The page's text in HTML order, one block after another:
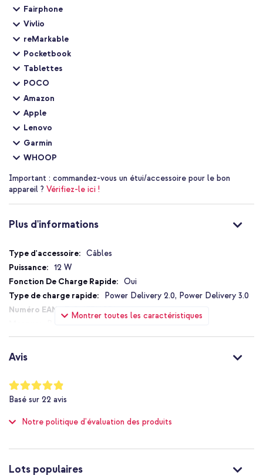
Fairphone
Vivlio
reMarkable
Pocketbook
Tablettes
POCO
Amazon
Apple
Lenovo
Garmin
WHOOP
Important : commandez-vous un étui/accessoire pour le bon
appareil ? Vérifiez-le ici !
Plus d'informations
Montrer toutes les caractéristiques
Plus
d'informations
Câbles
12 W
Oui
Power Delivery 2.0, Power Delivery 3.0
745883788552
CAB002bt0MWH
fil, Casque In-ear, Ordinateur portable, Smartphone, Tablette
Non
USB-A
Avis
Notation:
97
%
of
Basé sur 22 avis
Notre politique d'évaluation des produits
Lots populaires